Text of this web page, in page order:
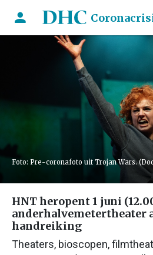
Foto: Pre-coronafoto uit Trojan Wars.
HNT heropent 1 juni
anderhalvemetertheater
handreiking
Theaters, bioscopen,